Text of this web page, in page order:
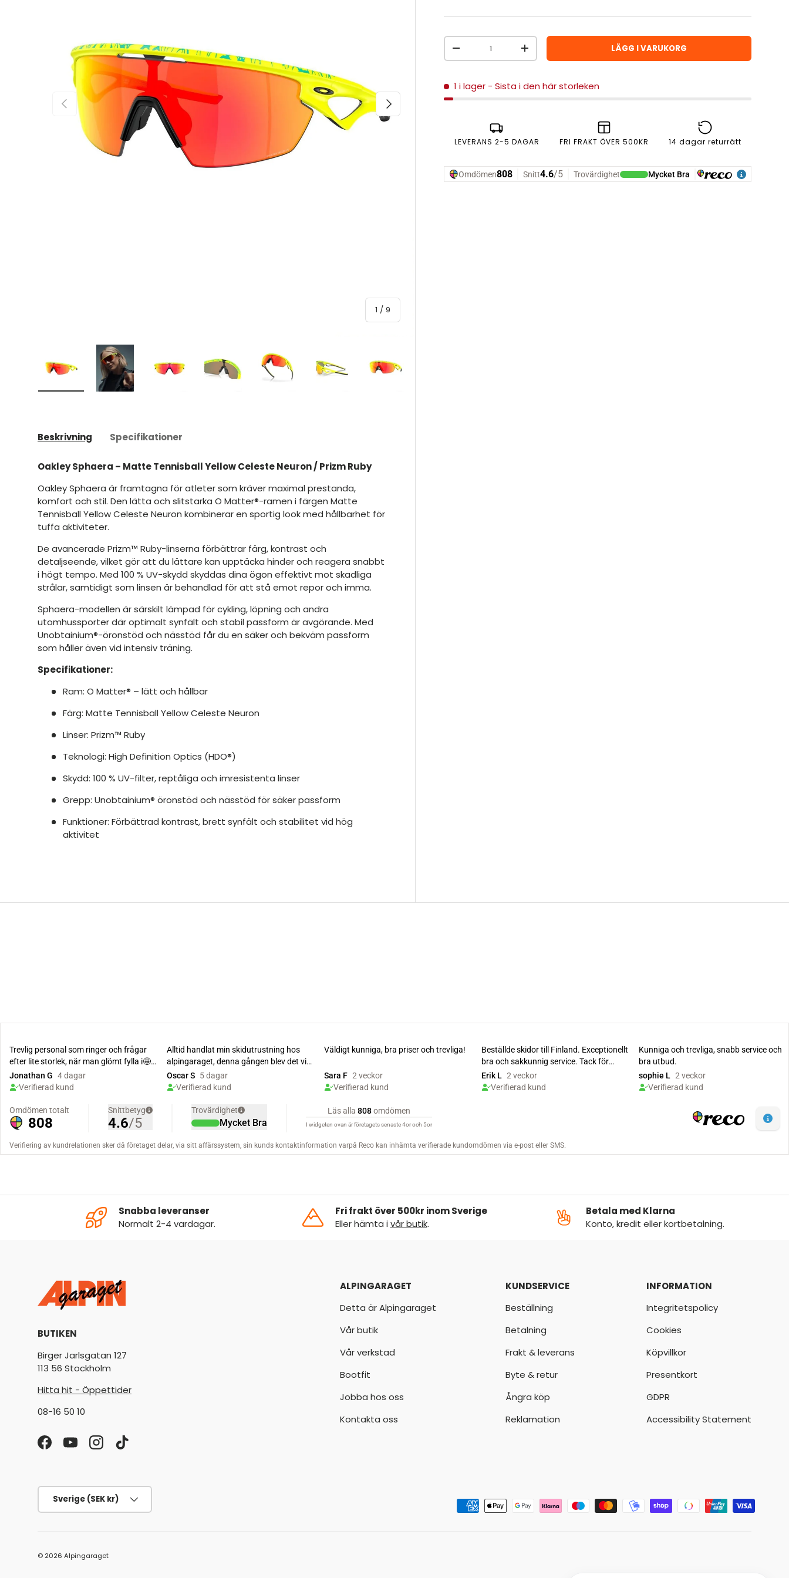
FÖREGÅENDE
1 /av
9
NÄSTA
Antal
MINSKA ANTAL
ÖKA ANTAL LÄGG I VARUKORG
1 i lager - Sista i den här storleken
LEVERANS 2-5 DAGAR FRI FRAKT ÖVER 500KR 14 dagar returrätt
Beskrivning Specifikationer
Oakley Sphaera – Matte Tennisball Yellow Celeste Neuron / Prizm Ruby
Oakley Sphaera är framtagna för atleter som kräver maximal prestanda,
komfort och stil. Den lätta och slitstarka O Matter®-ramen i färgen Matte
Tennisball Yellow Celeste Neuron kombinerar en sportig look med hållbarhet för
tuffa aktiviteter.
De avancerade Prizm™ Ruby-linserna förbättrar färg, kontrast och
detaljseende, vilket gör att du lättare kan upptäcka hinder och reagera snabbt
i högt tempo. Med 100 % UV-skydd skyddas dina ögon effektivt mot skadliga
strålar, samtidigt som linsen är behandlad för att stå emot repor och imma.
Sphaera-modellen är särskilt lämpad för cykling, löpning och andra
utomhussporter där optimalt synfält och stabil passform är avgörande. Med
Unobtainium®-öronstöd och nässtöd får du en säker och bekväm passform
som håller även vid intensiv träning.
Specifikationer:
Ram: O Matter® – lätt och hållbar
Färg: Matte Tennisball Yellow Celeste Neuron
Linser: Prizm™ Ruby
Teknologi: High Definition Optics (HDO®)
Skydd: 100 % UV-filter, reptåliga och imresistenta linser
Grepp: Unobtainium® öronstöd och nässtöd för säker passform
Funktioner: Förbättrad kontrast, brett synfält och stabilitet vid hög
aktivitet
Snabba leveranser
Normalt 2-4 vardagar.
Fri frakt över 500kr inom Sverige
Eller hämta ivår butik.
Betala med Klarna
Konto, kredit eller kortbetalning.
BUTIKEN
Birger Jarlsgatan 127
113 56 Stockholm
Hitta hit - Öppettider
08-16 50 10
FacebookYouTubeInstagram
TikTok
ALPINGARAGET
Detta är Alpingaraget
Vår butik
Vår verkstad
Bootfit
Jobba hos oss
Kontakta oss
KUNDSERVICE
Beställning
Betalning
Frakt & leverans
Byte & retur
Ångra köp
Reklamation
INFORMATION
Integritetspolicy
Cookies
Köpvillkor
Presentkort
GDPR
Accessibility Statement
Godkända betalningsmetoder
Land/Region
Sverige (SEK kr)
© 2026 Alpingaraget